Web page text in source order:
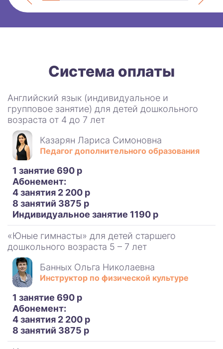
Система оплаты
Английский язык (индивидуальное и
групповое занятие) для детей дошкольного
возраста от 4 до 7 лет
Казарян Лариса Симоновна
Педагог дополнительного образования
1 занятие 690 р
Абонемент:
4 занятия 2 200 р
8 занятий 3875 р
Индивидуальное занятие 1190 р
«Юные гимнасты» для детей старшего
дошкольного возраста 5 – 7 лет
Банных Ольга Николаевна
Инструктор по физической культуре
1 занятие 690 р
Абонемент:
4 занятия 2 200 р
8 занятий 3875 р